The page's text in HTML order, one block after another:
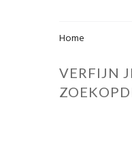
Home
VERFIJN